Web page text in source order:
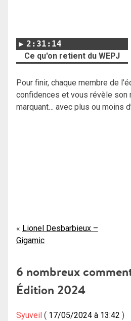
2:31:14
Ce qu'on retient du WEPJ
Pour finir, chaque membre de
confidences et vous révèle son
marquant… avec plus ou moins
Navigation
de
l’article
Lionel Desbarbieux –
Gigamic
6 nombreux
Édition 2024
Syuveil 17/05/2024 à 13:42